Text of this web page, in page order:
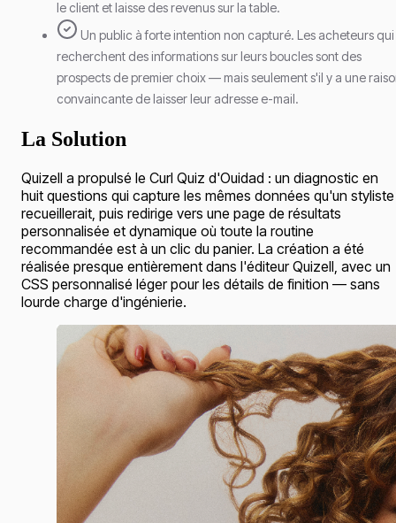
le client et laisse des revenus sur la table.
Un public à forte intention non capturé. Les acheteurs qui
recherchent des informations sur leurs boucles sont des
prospects de premier choix — mais seulement s'il y a une
convaincante de laisser leur adresse e-mail.
La Solution
Quizell a propulsé le Curl Quiz d'Ouidad : un diagnostic en
huit questions qui capture les mêmes données qu'un styliste
recueillerait, puis redirige vers une page de résultats
personnalisée et dynamique où toute la routine
recommandée est à un clic du panier. La création a été
réalisée presque entièrement dans l'éditeur Quizell, avec un
CSS personnalisé léger pour les détails de finition — sans
lourde charge d'ingénierie.